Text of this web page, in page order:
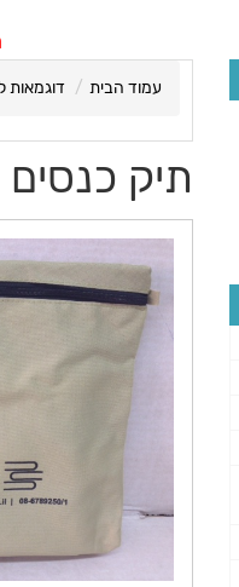
עמוד הבית דוגמאות
תיק כנסים